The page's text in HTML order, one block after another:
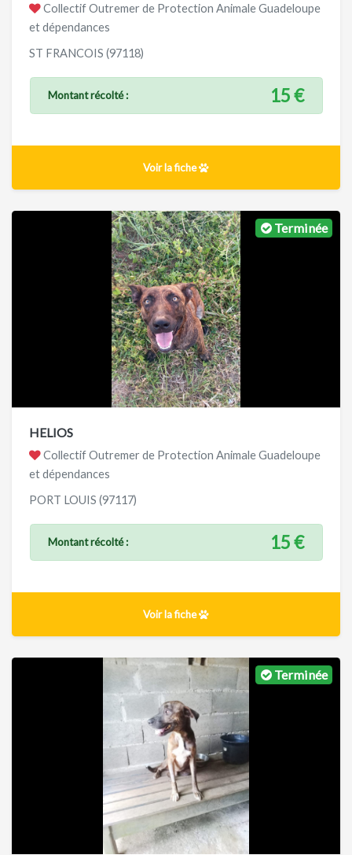
Collectif Outremer de Protection Animale Guadeloupe
et dépendances
ST FRANCOIS (97118)
Montant récolté : 15 €
Voir la fiche
Terminée
HELIOS
Collectif Outremer de Protection Animale Guadeloupe
et dépendances
PORT LOUIS (97117)
Montant récolté : 15 €
Voir la fiche
Terminée